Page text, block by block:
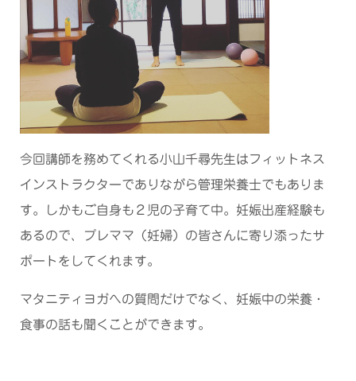
今回講師を務めてくれる小山千尋先生はフィットネス
インストラクターでありながら管理栄養士でもありま
す。しかもご自身も２児の子育て中。妊娠出産経験も
あるので、プレママ（妊婦）の皆さんに寄り添ったサ
ポートをしてくれます。
マタニティヨガへの質問だけでなく、妊娠中の栄養・
食事の話も聞くことができます。